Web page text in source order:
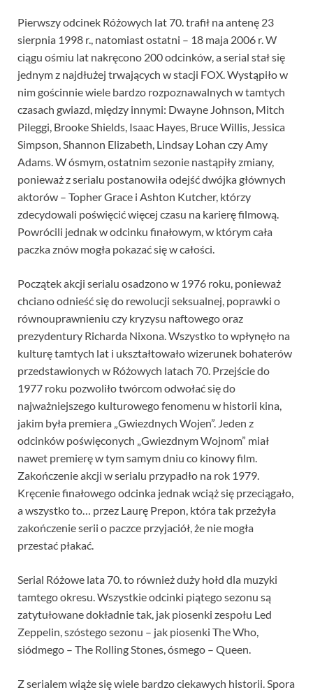
Pierwszy odcinek Różowych lat 70. trafił na antenę 23
sierpnia 1998 r., natomiast ostatni – 18 maja 2006 r. W
ciągu ośmiu lat nakręcono 200 odcinków, a serial stał się
jednym z najdłużej trwających w stacji FOX. Wystąpiło w
nim gościnnie wiele bardzo rozpoznawalnych w tamtych
czasach gwiazd, między innymi: Dwayne Johnson, Mitch
Pileggi, Brooke Shields, Isaac Hayes, Bruce Willis, Jessica
Simpson, Shannon Elizabeth, Lindsay Lohan czy Amy
Adams. W ósmym, ostatnim sezonie nastąpiły zmiany,
ponieważ z serialu postanowiła odejść dwójka głównych
aktorów – Topher Grace i Ashton Kutcher, którzy
zdecydowali poświęcić więcej czasu na karierę filmową.
Powrócili jednak w odcinku finałowym, w którym cała
paczka znów mogła pokazać się w całości.
Początek akcji serialu osadzono w 1976 roku, ponieważ
chciano odnieść się do rewolucji seksualnej, poprawki o
równouprawnieniu czy kryzysu naftowego oraz
prezydentury Richarda Nixona. Wszystko to wpłynęło na
kulturę tamtych lat i ukształtowało wizerunek bohaterów
przedstawionych w Różowych latach 70. Przejście do
1977 roku pozwoliło twórcom odwołać się do
najważniejszego kulturowego fenomenu w historii kina,
jakim była premiera „Gwiezdnych Wojen”. Jeden z
odcinków poświęconych „Gwiezdnym Wojnom” miał
nawet premierę w tym samym dniu co kinowy film.
Zakończenie akcji w serialu przypadło na rok 1979.
Kręcenie finałowego odcinka jednak wciąż się przeciągało,
a wszystko to… przez Laurę Prepon, która tak przeżyła
zakończenie serii o paczce przyjaciół, że nie mogła
przestać płakać.
Serial Różowe lata 70. to również duży hołd dla muzyki
tamtego okresu. Wszystkie odcinki piątego sezonu są
zatytułowane dokładnie tak, jak piosenki zespołu Led
Zeppelin, szóstego sezonu – jak piosenki The Who,
siódmego – The Rolling Stones, ósmego – Queen.
Z serialem wiąże się wiele bardzo ciekawych historii. Spora